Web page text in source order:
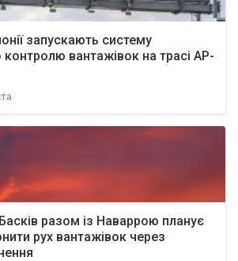
запускають систему
вантажівок на трасі AP-
Басків разом із Наваррою планує
рух вантажівок через